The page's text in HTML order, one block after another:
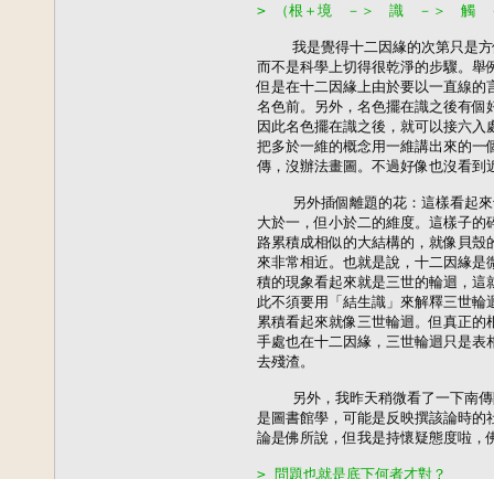
> （根＋境　－＞　識　－＞　觸　
我是覺得十二因緣的次第只是
而不是科學上切得很乾淨的步驟。舉
但是在十二因緣上由於要以一直線的
名色前。另外，名色擺在識之後有個
因此名色擺在識之後，就可以接六入
把多於一維的概念用一維講出來的一
傳，沒辦法畫圖。不過好像也沒看
另外插個離題的花：這樣看起
大於一，但小於二的維度。這樣子的
路累積成相似的大結構的，就像貝殼
來非常相近。也就是說，十二因緣是
積的現象看起來就是三世的輪迴，這
此不須要用「結生識」來解釋三世輪
累積看起來就像三世輪迴。但真正的
手處也在十二因緣，三世輪迴只是表
去殘渣。
另外，我昨天稍微看了一下南
是圖書館學，可能是反映撰該論時的
論是佛所說，但我是持懷疑態度啦
> 問題也就是底下何者才對？